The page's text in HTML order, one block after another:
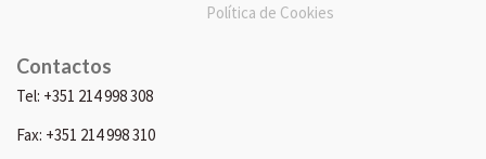
Política de Cookies
Contactos
Tel: +351 214 998 308
Fax: +351 214 998 310